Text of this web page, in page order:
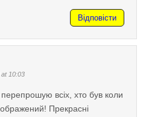
Відповісти
10:03
всіх, хто був коли
Прекрасні